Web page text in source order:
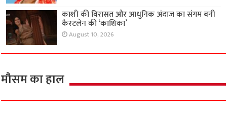
काशी की विरासत और आधुनिक अंदाज का संगम बनी
कैरटलेन की ‘काशिका’
August 10, 2026
मौसम का हाल